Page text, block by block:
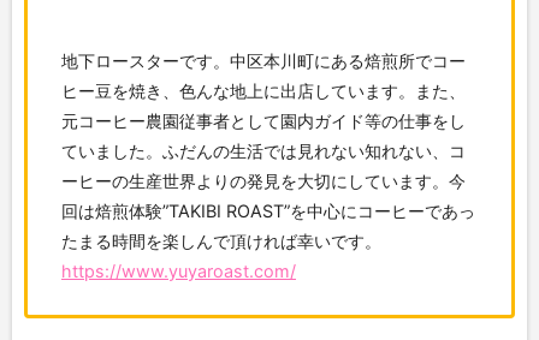
地下ロースターです。中区本川町にある焙煎所でコー
ヒー豆を焼き、色んな地上に出店しています。また、
元コーヒー農園従事者として園内ガイド等の仕事をし
ていました。ふだんの生活では見れない知れない、コ
ーヒーの生産世界よりの発見を大切にしています。今
回は焙煎体験”TAKIBI ROAST”を中心にコーヒーであっ
たまる時間を楽しんで頂ければ幸いです。
https://www.yuyaroast.com/